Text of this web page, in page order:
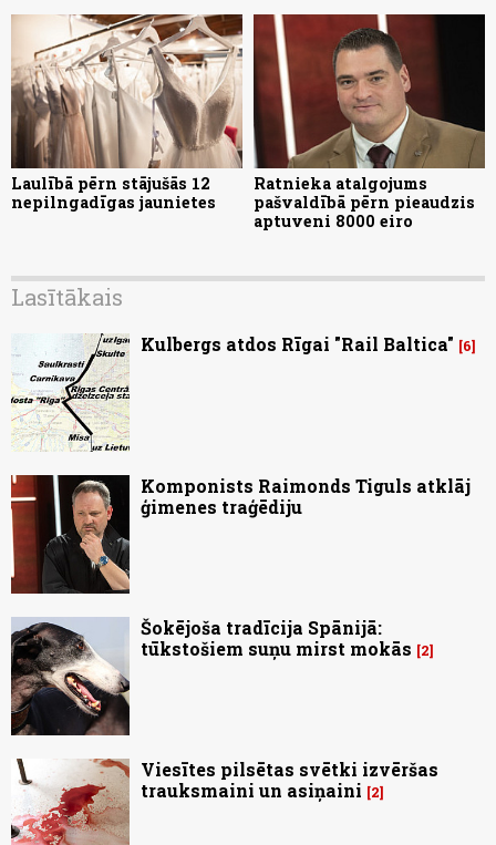
Laulībā pērn stājušās 12
nepilngadīgas jaunietes
Ratnieka atalgojums
pašvaldībā pērn pieaudzis
aptuveni 8000 eiro
Lasītākais
Kulbergs atdos Rīgai "Rail Baltica" 6
Komponists Raimonds Tiguls atklāj
ģimenes traģēdiju
Šokējoša tradīcija Spānijā:
tūkstošiem suņu mirst mokās
2
Viesītes pilsētas svētki izvēršas
trauksmaini un asiņaini
2